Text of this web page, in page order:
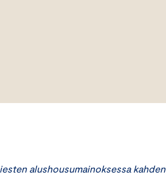
alushousumainoksessa kahden